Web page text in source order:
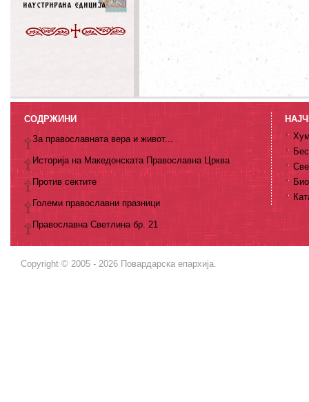
СОДРЖИНИ
За православната вера и живот...
Историја на Македонската Православна Црква
Против сектите
Големи православни празници
Православна Светлина бр. 21
Copyright © 2005 - 2026 Повардарска епархија.